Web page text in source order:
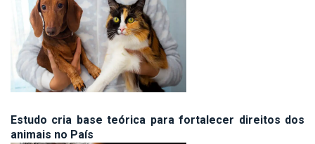
Estudo cria base teórica para fortalecer direitos dos
animais no País